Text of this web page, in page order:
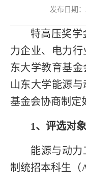
发布日期：
特高压奖学
力企业、电力
东大学教育基金
山东大学能源
基金会协商制定
1、评选对象
能源与动力
制统招本科生（